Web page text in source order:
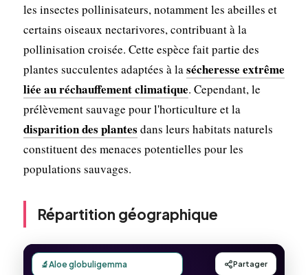
les insectes pollinisateurs, notamment les abeilles et
certains oiseaux nectarivores, contribuant à la
pollinisation croisée. Cette espèce fait partie des
plantes succulentes adaptées à lasécheresse extrême
liée au réchauffement climatique. Cependant, le
prélèvement sauvage pour l'horticulture et la
disparition des plantes dans leurs habitats naturels
constituent des menaces potentielles pour les
populations sauvages.
Répartition géographique